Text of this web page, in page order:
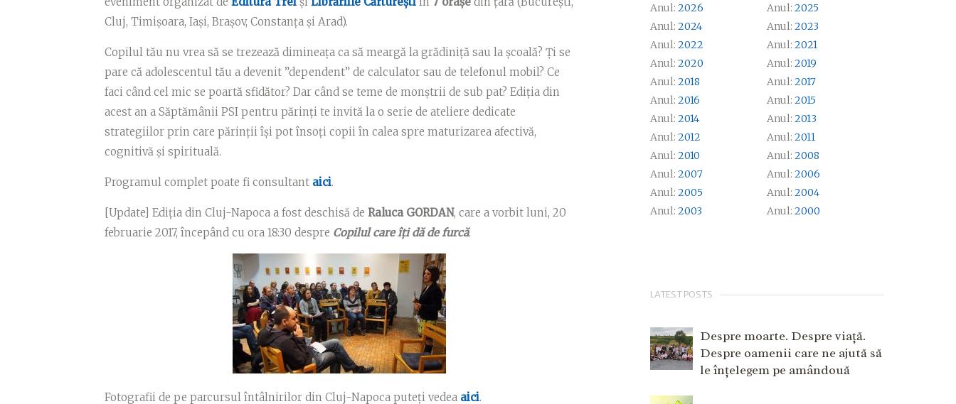
Cluj, Timișoara, Iași, Brașov, Constanţa și Arad).
Copilul tău nu vrea să se trezează dimineața ca să meargă la grădiniță sau la școală? Ți se
pare că adolescentul tău a devenit ”dependent” de calculator sau de telefonul mobil? Ce
faci când cel mic se poartă sfidător? Dar când se teme de monștrii de sub pat? Ediția din
acest an a Săptămânii PSI pentru părinți te invită la o serie de ateliere dedicate
strategiilor prin care părinții își pot însoți copii în calea spre maturizarea afectivă,
cognitivă și spirituală.
Programul complet poate fi consultant aici.
[Update] Ediția din Cluj-Napoca a fost deschisă de Raluca GORDAN, care a vorbit luni, 20
februarie 2017, începând cu ora 18:30 despre Copilul care îți dă de furcă.
Fotografii de pe parcursul întâlnirilor din Cluj-Napoca puteți vedea aici.
Anul:2026 Anul:2025
Anul:2024 Anul:2023
Anul:2022 Anul:2021
Anul:2020 Anul:2019
Anul:2018 Anul:2017
Anul:2016 Anul:2015
Anul:2014 Anul:2013
Anul:2012 Anul:2011
Anul:2010 Anul:2008
Anul:2007 Anul:2006
Anul:2005 Anul:2004
Anul:2003 Anul:2000
LATEST POSTS
Despre moarte. Despre viață.
Despre oamenii care ne ajută să
le înțelegem pe amândouă